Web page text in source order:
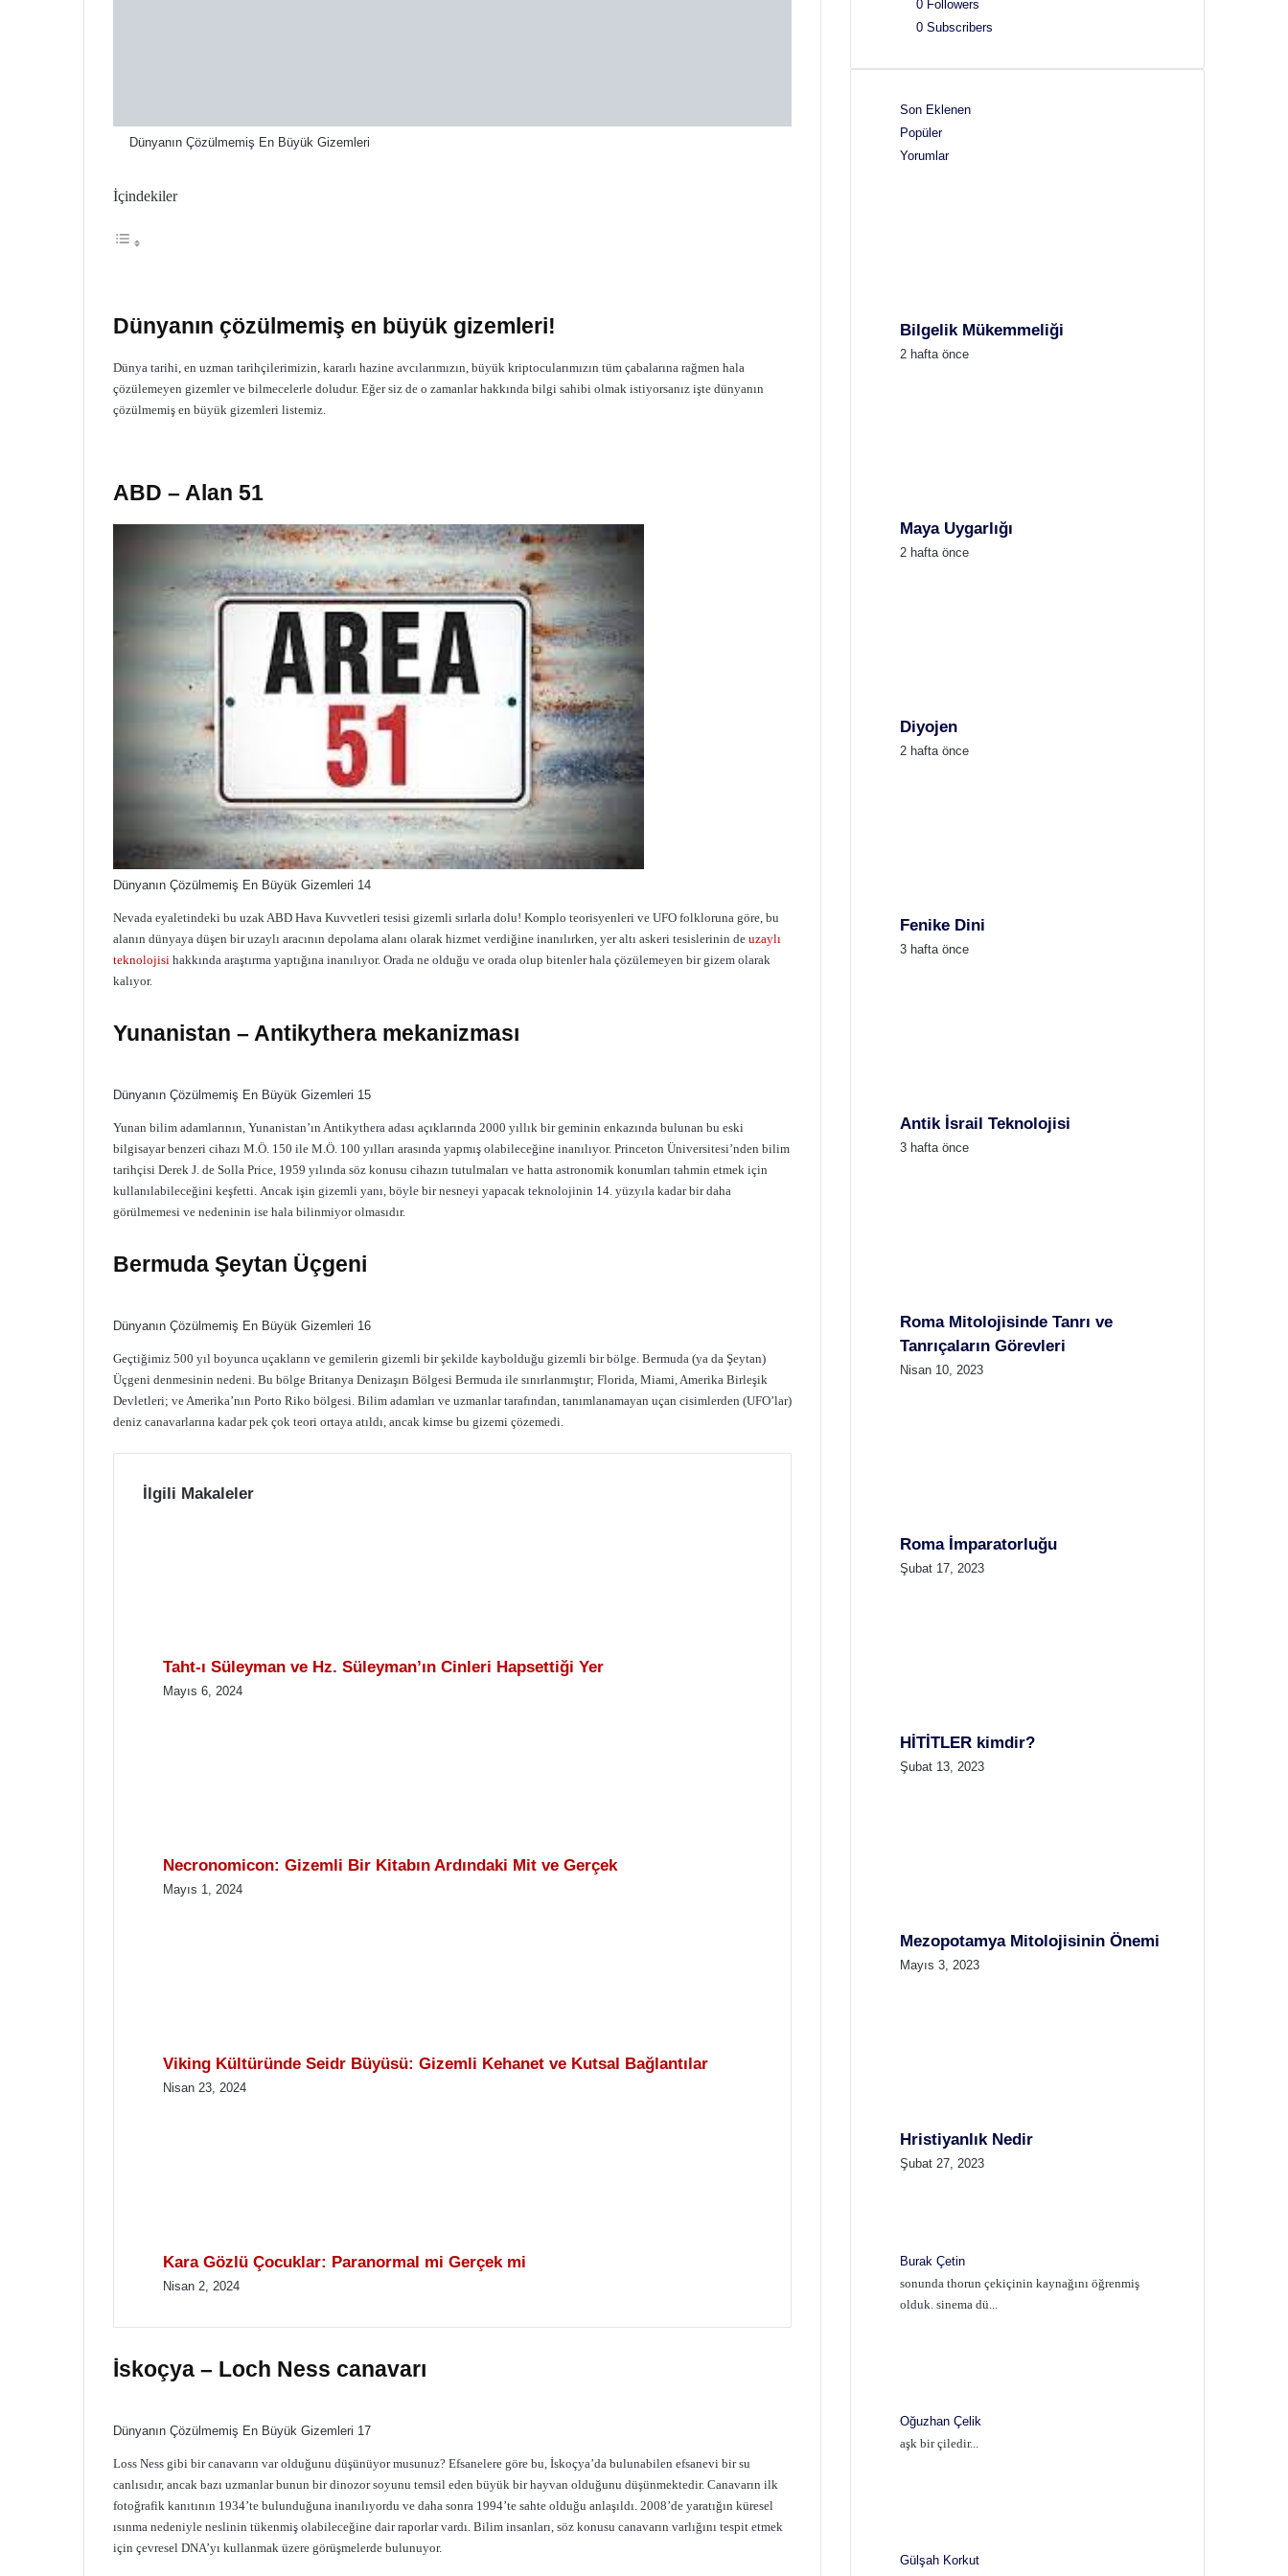
Dünyanın Çözülmemiş En Büyük Gizemleri
İçindekiler
Dünyanın çözülmemiş en büyük gizemleri!
Dünya tarihi, en uzman tarihçilerimizin, kararlı hazine avcılarımızın, büyük kriptocularımızın tüm çabalarına rağmen hala
çözülemeyen gizemler ve bilmecelerle doludur. Eğer siz de o zamanlar hakkında bilgi sahibi olmak istiyorsanız işte dünyanın
çözülmemiş en büyük gizemleri listemiz.
ABD – Alan 51
Dünyanın Çözülmemiş En Büyük Gizemleri 14
Nevada eyaletindeki bu uzak ABD Hava Kuvvetleri tesisi gizemli sırlarla dolu! Komplo teorisyenleri ve UFO folkloruna göre, bu
alanın dünyaya düşen bir uzaylı aracının depolama alanı olarak hizmet verdiğine inanılırken, yer altı askeri tesislerinin de uzaylı
teknolojisi hakkında araştırma yaptığına inanılıyor. Orada ne olduğu ve orada olup bitenler hala çözülemeyen bir gizem olarak
kalıyor.
Yunanistan – Antikythera mekanizması
Dünyanın Çözülmemiş En Büyük Gizemleri 15
Yunan bilim adamlarının, Yunanistan’ın Antikythera adası açıklarında 2000 yıllık bir geminin enkazında bulunan bu eski
bilgisayar benzeri cihazı M.Ö. 150 ile M.Ö. 100 yılları arasında yapmış olabileceğine inanılıyor. Princeton Üniversitesi’nden bilim
tarihçisi Derek J. de Solla Price, 1959 yılında söz konusu cihazın tutulmaları ve hatta astronomik konumları tahmin etmek için
kullanılabileceğini keşfetti. Ancak işin gizemli yanı, böyle bir nesneyi yapacak teknolojinin 14. yüzyıla kadar bir daha
görülmemesi ve nedeninin ise hala bilinmiyor olmasıdır.
Bermuda Şeytan Üçgeni
Dünyanın Çözülmemiş En Büyük Gizemleri 16
Geçtiğimiz 500 yıl boyunca uçakların ve gemilerin gizemli bir şekilde kaybolduğu gizemli bir bölge. Bermuda (ya da Şeytan)
Üçgeni denmesinin nedeni. Bu bölge Britanya Denizaşırı Bölgesi Bermuda ile sınırlanmıştır; Florida, Miami, Amerika Birleşik
Devletleri; ve Amerika’nın Porto Riko bölgesi. Bilim adamları ve uzmanlar tarafından, tanımlanamayan uçan cisimlerden (UFO’lar)
deniz canavarlarına kadar pek çok teori ortaya atıldı, ancak kimse bu gizemi çözemedi.
İlgili Makaleler
Taht-ı Süleyman ve Hz. Süleyman’ın Cinleri Hapsettiği Yer
Mayıs 6, 2024
Necronomicon: Gizemli Bir Kitabın Ardındaki Mit ve Gerçek
Mayıs 1, 2024
Viking Kültüründe Seidr Büyüsü: Gizemli Kehanet ve Kutsal Bağlantılar
Nisan 23, 2024
Kara Gözlü Çocuklar: Paranormal mi Gerçek mi
Nisan 2, 2024
İskoçya – Loch Ness canavarı
Dünyanın Çözülmemiş En Büyük Gizemleri 17
Loss Ness gibi bir canavarın var olduğunu düşünüyor musunuz? Efsanelere göre bu, İskoçya’da bulunabilen efsanevi bir su
canlısıdır, ancak bazı uzmanlar bunun bir dinozor soyunu temsil eden büyük bir hayvan olduğunu düşünmektedir. Canavarın ilk
fotoğrafik kanıtının 1934’te bulunduğuna inanılıyordu ve daha sonra 1994’te sahte olduğu anlaşıldı. 2008’de yaratığın küresel
ısınma nedeniyle neslinin tükenmiş olabileceğine dair raporlar vardı. Bilim insanları, söz konusu canavarın varlığını tespit etmek
için çevresel DNA’yı kullanmak üzere görüşmelerde bulunuyor.
0 Followers
0 Subscribers
Son Eklenen
Popüler
Yorumlar
Bilgelik Mükemmeliği
2 hafta önce
Maya Uygarlığı
2 hafta önce
Diyojen
2 hafta önce
Fenike Dini
3 hafta önce
Antik İsrail Teknolojisi
3 hafta önce
Roma Mitolojisinde Tanrı ve
Tanrıçaların Görevleri
Nisan 10, 2023
Roma İmparatorluğu
Şubat 17, 2023
HİTİTLER kimdir?
Şubat 13, 2023
Mezopotamya Mitolojisinin Önemi
Mayıs 3, 2023
Hristiyanlık Nedir
Şubat 27, 2023
Burak Çetin
sonunda thorun çekiçinin kaynağını öğrenmiş
olduk. sinema dü...
Oğuzhan Çelik
aşk bir çiledir...
Gülşah Korkut